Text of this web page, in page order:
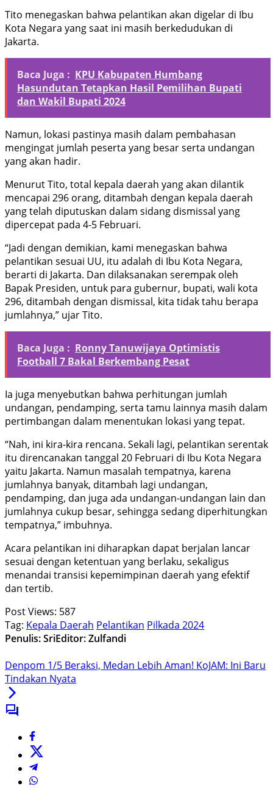
Tito menegaskan bahwa pelantikan akan digelar di Ibu
Kota Negara yang saat ini masih berkedudukan di
Jakarta.
Baca Juga : KPU Kabupaten Humbang
Hasundutan Tetapkan Hasil Pemilihan Bupati
dan Wakil Bupati 2024
Namun, lokasi pastinya masih dalam pembahasan
mengingat jumlah peserta yang besar serta undangan
yang akan hadir.
Menurut Tito, total kepala daerah yang akan dilantik
mencapai 296 orang, ditambah dengan kepala daerah
yang telah diputuskan dalam sidang dismissal yang
dipercepat pada 4-5 Februari.
“Jadi dengan demikian, kami menegaskan bahwa
pelantikan sesuai UU, itu adalah di Ibu Kota Negara,
berarti di Jakarta. Dan dilaksanakan serempak oleh
Bapak Presiden, untuk para gubernur, bupati, wali kota
296, ditambah dengan dismissal, kita tidak tahu berapa
jumlahnya,” ujar Tito.
Baca Juga : Ronny Tanuwijaya Optimistis
Football 7 Bakal Berkembang Pesat
Ia juga menyebutkan bahwa perhitungan jumlah
undangan, pendamping, serta tamu lainnya masih dalam
pertimbangan dalam menentukan lokasi yang tepat.
“Nah, ini kira-kira rencana. Sekali lagi, pelantikan serentak
itu direncanakan tanggal 20 Februari di Ibu Kota Negara
yaitu Jakarta. Namun masalah tempatnya, karena
jumlahnya banyak, ditambah lagi undangan,
pendamping, dan juga ada undangan-undangan lain dan
jumlahnya cukup besar, sehingga sedang diperhitungkan
tempatnya,” imbuhnya.
Acara pelantikan ini diharapkan dapat berjalan lancar
sesuai dengan ketentuan yang berlaku, sekaligus
menandai transisi kepemimpinan daerah yang efektif
dan tertib.
Post Views: 587
Tag: Kepala Daerah Pelantikan Pilkada 2024
Penulis: SriEditor: Zulfandi
Denpom 1/5 Beraksi, Medan Lebih Aman! KoJAM: Ini Baru
Tindakan Nyata